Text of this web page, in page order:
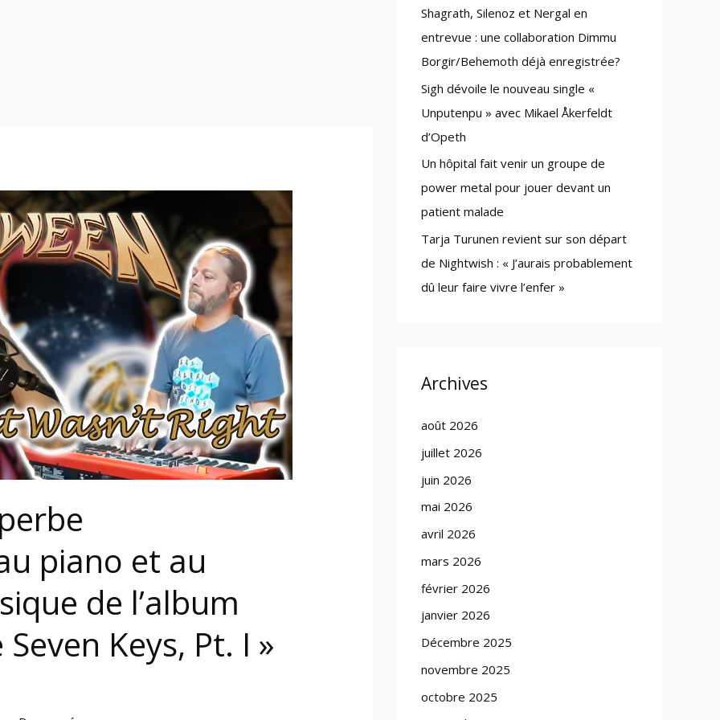
piano et au
de l’album
Keys, Pt. I »
:Shagrath, Silenoz et Nergal en
entrevue : une collaboration Dimmu
Borgir/Behemoth déjà enregistrée?
Sigh dévoile le nouveau single «
Unputenpu » avec Mikael Åkerfeldt
d’Opeth
Un hôpital fait venir un groupe de
power metal pour jouer devant un
patient malade
Tarja Turunen revient sur son départ
de Nightwish : « J’aurais probablement
dû leur faire vivre l’enfer »
Archives
août 2026
juillet 2026
juin 2026
mai 2026
avril 2026
mars 2026
février 2026
janvier 2026
Décembre 2025
novembre 2025
octobre 2025